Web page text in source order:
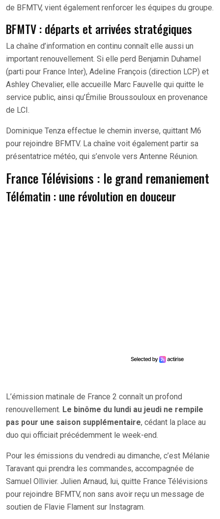
de BFMTV, vient également renforcer les équipes du groupe.
BFMTV : départs et arrivées stratégiques
La chaîne d’information en continu connaît elle aussi un
important renouvellement. Si elle perd Benjamin Duhamel
(parti pour France Inter), Adeline François (direction LCP) et
Ashley Chevalier, elle accueille Marc Fauvelle qui quitte le
service public, ainsi qu’Émilie Broussouloux en provenance
de LCI.
Dominique Tenza effectue le chemin inverse, quittant M6
pour rejoindre BFMTV. La chaîne voit également partir sa
présentatrice météo, qui s’envole vers Antenne Réunion.
France Télévisions : le grand remaniement
Télématin : une révolution en douceur
L’émission matinale de France 2 connaît un profond
renouvellement. Le binôme du lundi au jeudi ne rempile
pas pour une saison supplémentaire, cédant la place au
duo qui officiait précédemment le week-end.
Pour les émissions du vendredi au dimanche, c’est Mélanie
Taravant qui prendra les commandes, accompagnée de
Samuel Ollivier. Julien Arnaud, lui, quitte France Télévisions
pour rejoindre BFMTV, non sans avoir reçu un message de
soutien de Flavie Flament sur Instagram.